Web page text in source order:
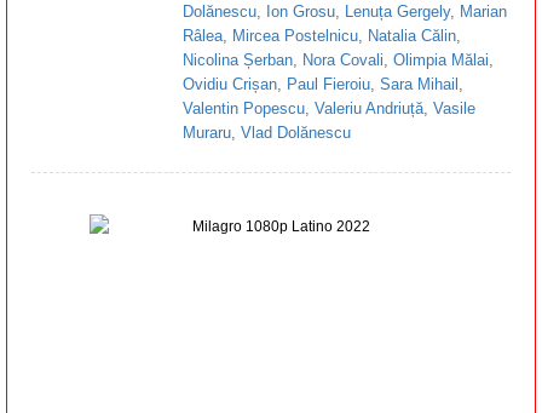
Dolănescu
Ion Grosu Lenuța Gergely, Marian
Râlea
Mircea Postelnicu Natalia Călin
Nicolina Șerban
Nora Covali Olimpia Mălai
Ovidiu Crișan
Paul Fieroiu Sara Mihail
Valentin Popescu Valeriu Andriuță Vasile
Muraru Vlad Dolănescu